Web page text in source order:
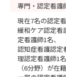
専門・認定看護
現在7名の認定
緩和ケア認定看
定看護師1名、
認知症看護認定
理認定看護師1名
（6分野）が在